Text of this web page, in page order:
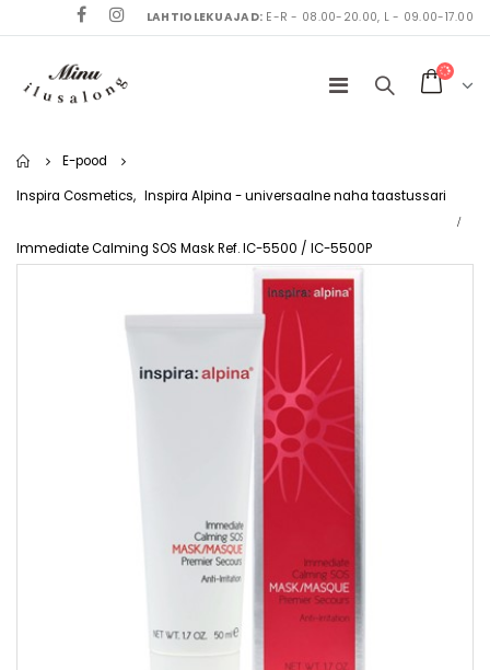
LAHTIOLEKUAJAD: E-R - 08.00-20.00, L - 09.00-17.00
Home
E-pood
Inspira Cosmetics, Inspira Alpina - universaalne naha taastussari
Immediate Calming SOS Mask Ref. IC-5500 / IC-5500P